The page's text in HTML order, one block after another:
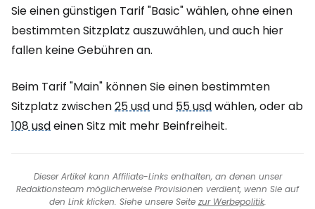
Sie einen günstigen Tarif "Basic"wählen, ohne einen
bestimmten Sitzplatz auszuwählen, und auch hier
fallen keine Gebühren an.
Beim Tarif "Main" können Sie einen bestimmten
Sitzplatz zwischen25 usdund55 usdwählen, oder ab
108 usdeinen Sitz mit mehr Beinfreiheit.
Dieser Artikel kann Affiliate-Links enthalten, an denen unser
Redaktionsteam möglicherweise Provisionen verdient, wenn Sie auf
den Link klicken. Siehe unsere Seite zur Werbepolitik.